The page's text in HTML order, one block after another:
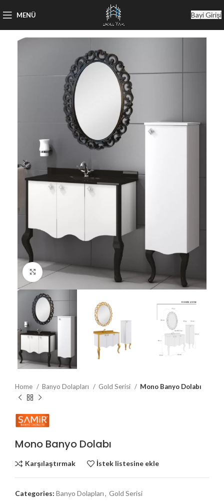
MENÜ Bayi Girişi
Büyütmek için tıklayın
Home Banyo Dolapları Gold Serisi Mono Banyo Dolabı
Mono Banyo Dolabı
Karşılaştırmak İstek listesine ekle
Categories: Banyo Dolapları, Gold Serisi